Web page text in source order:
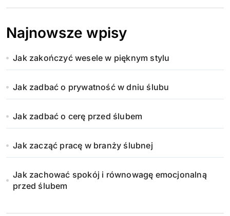
Najnowsze wpisy
Jak zakończyć wesele w pięknym stylu
Jak zadbać o prywatność w dniu ślubu
Jak zadbać o cerę przed ślubem
Jak zacząć pracę w branży ślubnej
Jak zachować spokój i równowagę emocjonalną
przed ślubem